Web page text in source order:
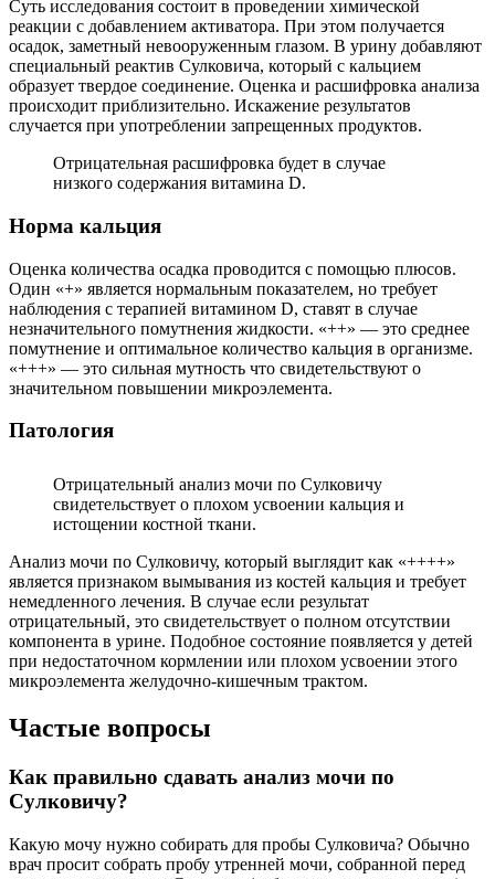
Суть исследования состоит в проведении химической
реакции с добавлением активатора. При этом получается
осадок, заметный невооруженным глазом. В урину добавляют
специальный реактив Сулковича, который с кальцием
образует твердое соединение. Оценка и расшифровка анализа
происходит приблизительно. Искажение результатов
случается при употреблении запрещенных продуктов.
Отрицательная расшифровка будет в случае
низкого содержания витамина D.
Норма кальция
Оценка количества осадка проводится с помощью плюсов.
Один «+» является нормальным показателем, но требует
наблюдения с терапией витамином D, ставят в случае
незначительного помутнения жидкости. «++» — это среднее
помутнение и оптимальное количество кальция в организме.
«+++» — это сильная мутность что свидетельствуют о
значительном повышении микроэлемента.
Патология
Отрицательный анализ мочи по Сулковичу
свидетельствует о плохом усвоении кальция и
истощении костной ткани.
Анализ мочи по Сулковичу, который выглядит как «++++»
является признаком вымывания из костей кальция и требует
немедленного лечения. В случае если результат
отрицательный, это свидетельствует о полном отсутствии
компонента в урине. Подобное состояние появляется у детей
при недостаточном кормлении или плохом усвоении этого
микроэлемента желудочно-кишечным трактом.
Частые вопросы
Как правильно сдавать анализ мочи по
Сулковичу?
Какую мочу нужно собирать для пробы Сулковича? Обычно
врач просит собрать пробу утренней мочи, собранной перед